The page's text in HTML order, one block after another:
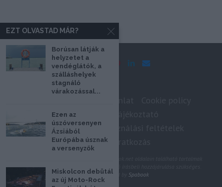
Adatkezelési tájékoztató
Szerzői jogok, felhasználási feltételek
Hírlevél feliratkozás
felhasználásához, újraközléséhez a szerző írásbeli hozzájárulása szükséges.
All Rights Reserved by
Spabook
EZT OLVASTAD MÁR?
Borúsan látják a
helyzetet a
vendéglátók, a
szálláshelyek
stagnáló
várakozással...
Ezen az
úszóversenyen
Ázsiából
Európába úsznak
a versenyzők
Miskolcon debütál
az új Moto-Rock